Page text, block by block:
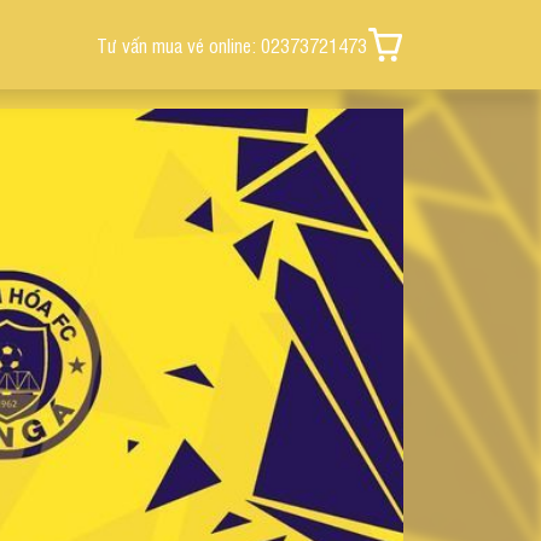
Tư vấn mua vé online: 02373721473